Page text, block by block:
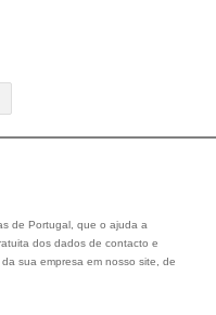
de Portugal, que o ajuda a
dos dados de contacto e
sua empresa em nosso site, de